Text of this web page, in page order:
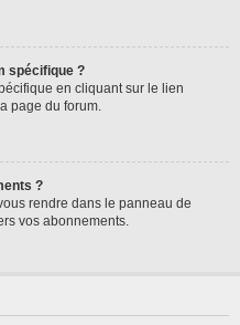
spécifique ?
en cliquant sur le lien
page du forum.
?
rendre dans le panneau de
vos abonnements.